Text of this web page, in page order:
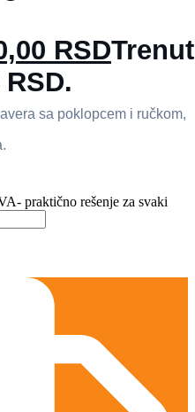
RSD
sa poklopcem i ručkom,
praktično rešenje za svaki